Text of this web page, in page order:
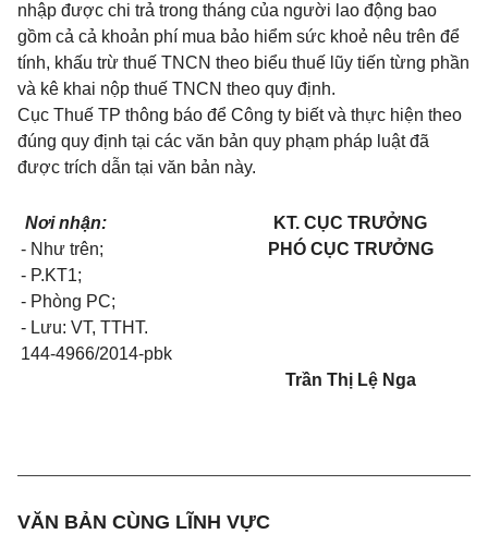
nhập được chi trả trong tháng của người lao động bao
gồm cả cả khoản phí mua bảo hiểm sức khoẻ nêu trên để
tính, khấu trừ thuế TNCN theo biểu thuế lũy tiến từng phần
và kê khai nộp thuế TNCN theo quy định.
Cục Thuế TP thông báo để Công ty biết và thực hiện theo
đúng quy định tại các văn bản quy phạm pháp luật đã
được trích dẫn tại văn bản này.
Nơi nhận:
- Như trên;
- P.KT1;
- Phòng PC;
- Lưu: VT, TTHT.
144-4966/2014-pbk
KT. CỤC TRƯỞNG
PHÓ CỤC TRƯỞNG
Trần Thị Lệ Nga
VĂN BẢN CÙNG LĨNH VỰC